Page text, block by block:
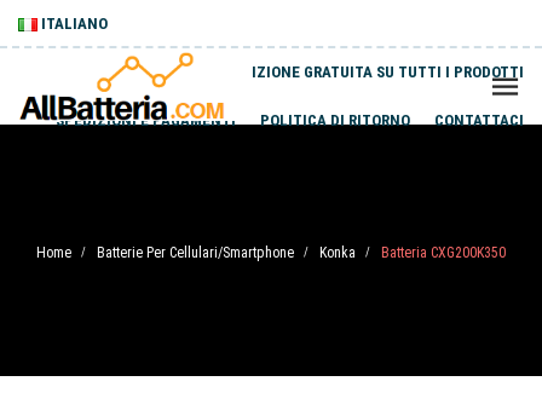
ITALIANO
SPEDIZIONE GRATUITA SU TUTTI I PRODOTTI
SPEDIZIONI E PAGAMENTI POLITICA DI RITORNO CONTATTACI
Home / Batterie Per Cellulari/Smartphone / Konka / Batteria CXG200K350